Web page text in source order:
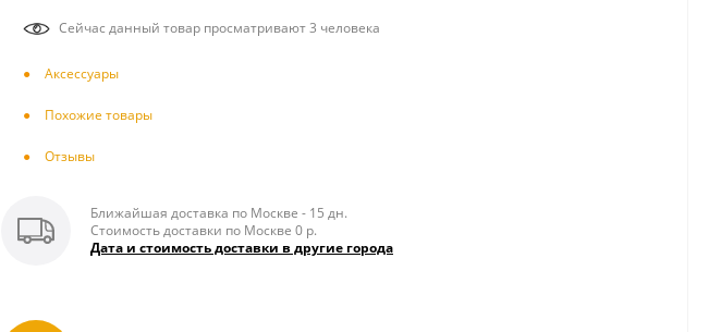
Сейчас данный товар просматривают 3 человека
Аксесcуары
Похожие товары
Отзывы
Ближайшая доставка по Москве - 15 дн.
Стоимость доставки по Москве 0 р.
Дата и стоимость доставки в другие города